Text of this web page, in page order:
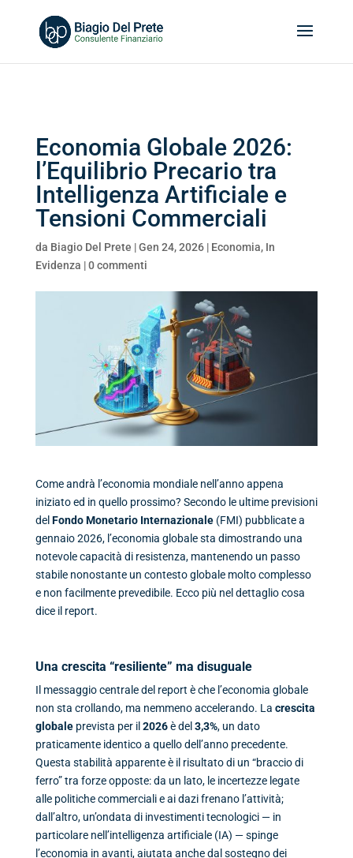
Economia Globale 2026:
l’Equilibrio Precario tra
Intelligenza Artificiale e
Tensioni Commerciali
da Biagio Del Prete |Gen 24, 2026| Economia, In
Evidenza |0 commenti
Come andrà l’economia mondiale nell’anno appena
iniziato ed in quello prossimo? Secondo le ultime previsioni
del Fondo Monetario Internazionale(FMI) pubblicate a
gennaio 2026, l’economia globale sta dimostrando una
notevole capacità di resistenza, mantenendo un passo
stabile nonostante un contesto globale molto complesso
e non facilmente prevedibile. Ecco più nel dettaglio cosa
dice il report.
Una crescita “resiliente” ma disuguale
Il messaggio centrale del report è che l’economia globale
non sta crollando, ma nemmeno accelerando. La crescita
globaleprevista per il 2026è del 3,3%, un dato
praticamente identico a quello dell’anno precedente.
Questa stabilità apparente è il risultato di un “braccio di
ferro” tra forze opposte: da un lato, le incertezze legate
alle politiche commerciali e ai dazi frenano l’attività;
dall’altro, un’ondata di investimenti tecnologici — in
particolare nell’intelligenza artificiale (IA) — spinge
l’economia in avanti, aiutata anche dal sostegno dei